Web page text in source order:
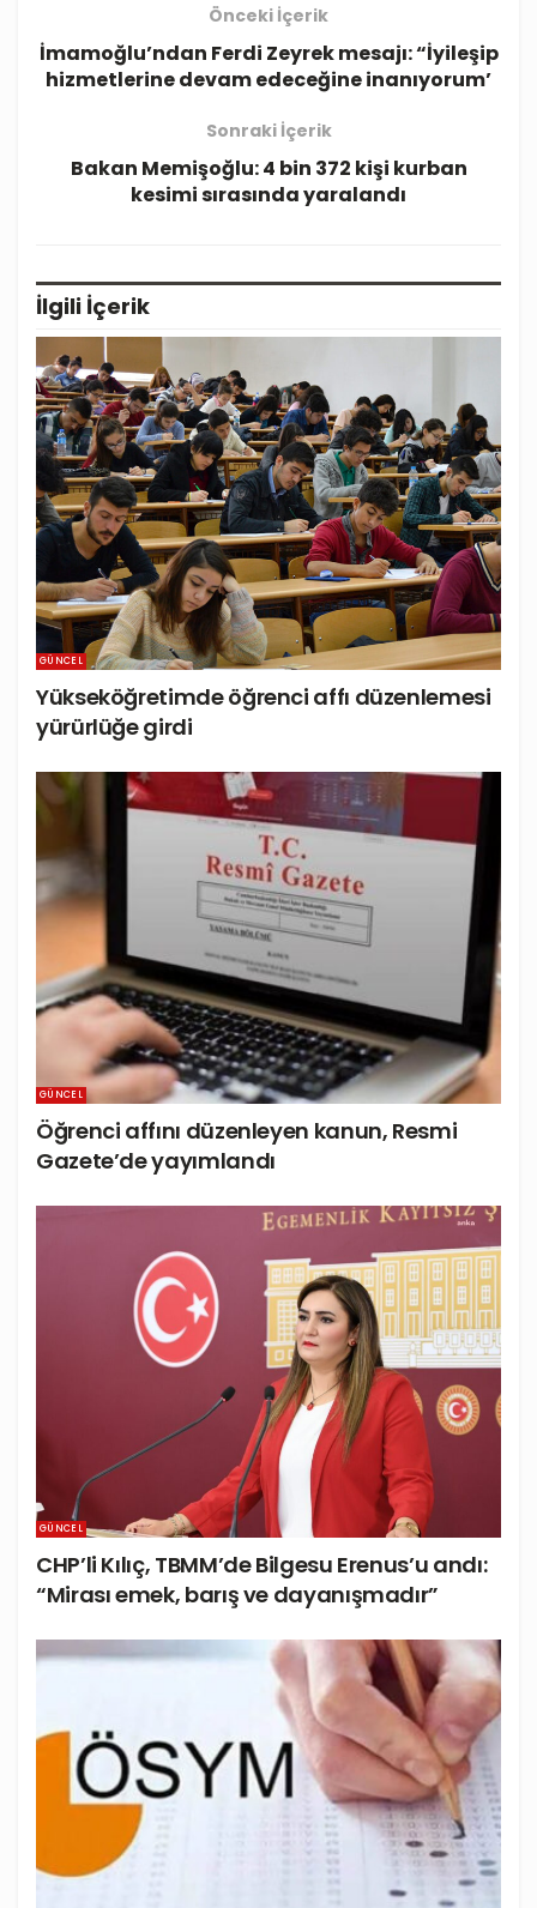
Önceki İçerik
İmamoğlu’ndan Ferdi Zeyrek mesajı: “İyileşip
hizmetlerine devam edeceğine inanıyorum’
Sonraki İçerik
Bakan Memişoğlu: 4 bin 372 kişi kurban
kesimi sırasında yaralandı
İlgili İçerik
GÜNCEL
Yükseköğretimde öğrenci affı düzenlemesi
yürürlüğe girdi
GÜNCEL
Öğrenci affını düzenleyen kanun, Resmi
Gazete’de yayımlandı
GÜNCEL
CHP’li Kılıç, TBMM’de Bilgesu Erenus’u andı:
“Mirası emek, barış ve dayanışmadır”